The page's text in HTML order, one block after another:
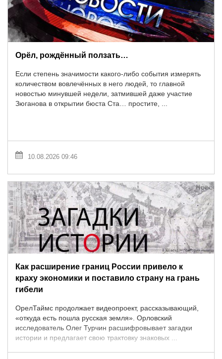
Орёл, рождённый ползать…
Если степень значимости какого-либо события измерять
количеством вовлечённых в него людей, то главной
новостью минувшей недели, затмившей даже участие
Зюганова в открытии бюста Ста… простите, ...
10.08.2026 09:46
Как расширение границ России привело к
краху экономики и поставило страну на грань
гибели
ОрелТаймс продолжает видеопроект, рассказывающий,
«откуда есть пошла русская земля». Орловский
исследователь Олег Турчин расшифровывает загадки
истории и предлагает свою трактовку знаковых ...